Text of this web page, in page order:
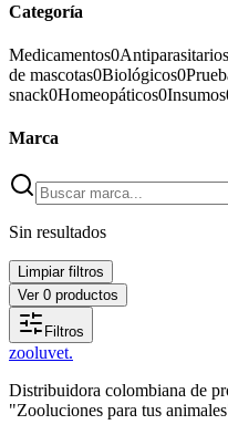
Categoría
Medicamentos0Antiparasitarios
de mascotas0Biológicos0
snack0Homeopáticos0Insumos
Marca
Sin resultados
Limpiar filtros
Ver 0 productos
Filtros
zooluvet.
Distribuidora colombiana de
"Zooluciones para tus